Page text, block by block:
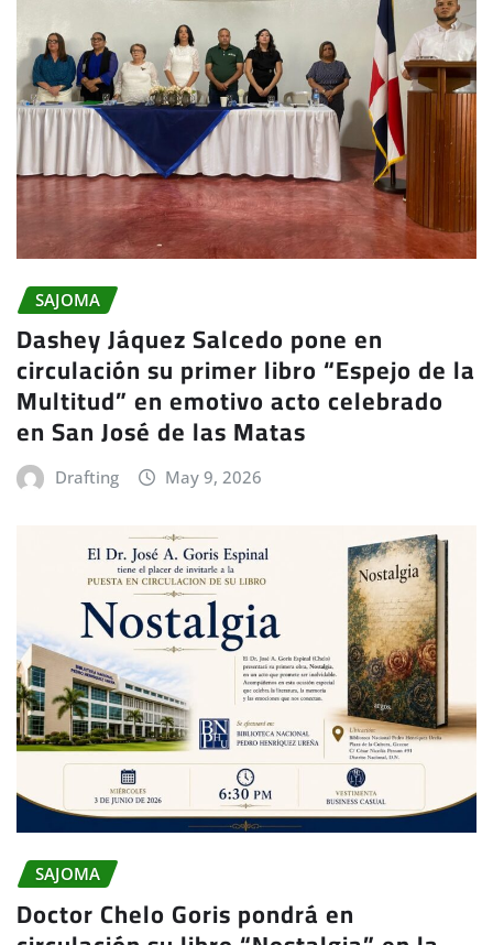
SAJOMA
Dashey Jáquez Salcedo pone en
circulación su primer libro “Espejo de la
Multitud” en emotivo acto celebrado
en San José de las Matas
Drafting May 9, 2026
SAJOMA
Doctor Chelo Goris pondrá en